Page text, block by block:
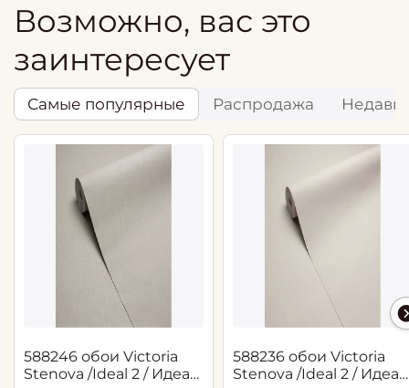
Возможно, вас это
заинтересует
Самые популярные Распродажа
588246 обои Victoria
Stenova /Ideal 2 / Идеал
588236 обои Victoria
Stenova /Ideal 2 / Идеал